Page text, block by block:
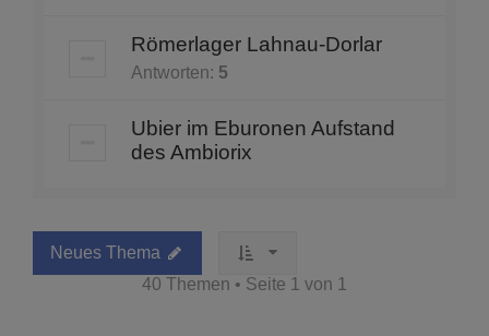
Römerlager Lahnau-Dorlar
Antworten: 5
Ubier im Eburonen Aufstand
des Ambiorix
Neues Thema
40 Themen • Seite 1 von 1